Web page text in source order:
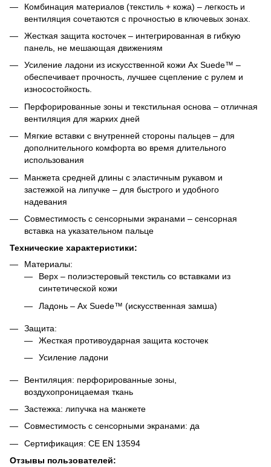
Комбинация материалов (текстиль + кожа) – легкость и
вентиляция сочетаются с прочностью в ключевых зонах.
Жесткая защита косточек – интегрированная в гибкую
панель, не мешающая движениям
Усиление ладони из искусственной кожи Ax Suede™ –
обеспечивает прочность, лучшее сцепление с рулем и
износостойкость.
Перфорированные зоны и текстильная основа – отличная
вентиляция для жарких дней
Мягкие вставки с внутренней стороны пальцев – для
дополнительного комфорта во время длительного
использования
Манжета средней длины с эластичным рукавом и
застежкой на липучке – для быстрого и удобного
надевания
Совместимость с сенсорными экранами – сенсорная
вставка на указательном пальце
Технические характеристики:
Материалы:
Верх – полиэстеровый текстиль со вставками из
синтетической кожи
Ладонь – Ax Suede™ (искусственная замша)
Защита:
Жесткая противоударная защита косточек
Усиление ладони
Вентиляция: перфорированные зоны,
воздухопроницаемая ткань
Застежка: липучка на манжете
Совместимость с сенсорными экранами: да
Сертификация: CE EN 13594
Отзывы пользователей: